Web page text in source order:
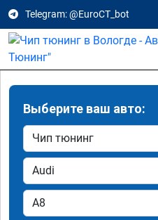
Telegram: @EuroCT_bot
Выберите ваш авто: